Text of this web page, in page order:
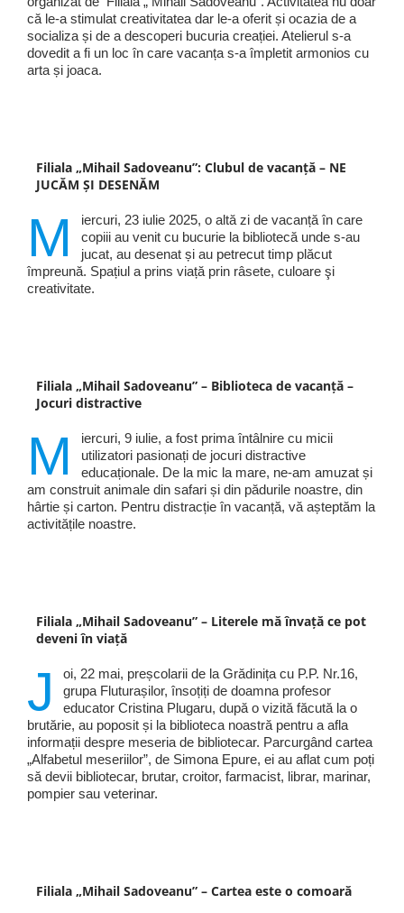
că le-a stimulat creativitatea dar le-a oferit și ocazia de a
socializa și de a descoperi bucuria creației. Atelierul s-a
dovedit a fi un loc în care vacanța s-a împletit armonios cu
arta și joaca.
Filiala „Mihail Sadoveanu”: Clubul de vacanță – NE
JUCĂM ȘI DESENĂM
M
iercuri, 23 iulie 2025, o altă zi de vacanță în care
copiii au venit cu bucurie la bibliotecă unde s-au
jucat, au desenat și au petrecut timp plăcut
împreună. Spațiul a prins viață prin râsete, culoare şi
creativitate.
Filiala „Mihail Sadoveanu” – Biblioteca de vacanță –
Jocuri distractive
M
iercuri, 9 iulie, a fost prima întâlnire cu micii
utilizatori pasionați de jocuri distractive
educaționale. De la mic la mare, ne-am amuzat și
am construit animale din safari și din pădurile noastre, din
hârtie și carton. Pentru distracție în vacanță, vă așteptăm la
activitățile noastre.
Filiala „Mihail Sadoveanu” – Literele mă învață ce pot
deveni în viață
J
oi, 22 mai, preșcolarii de la Grădinița cu P.P. Nr.16,
grupa Fluturașilor, însoțiți de doamna profesor
educator Cristina Plugaru, după o vizită făcută la o
brutărie, au poposit și la biblioteca noastră pentru a afla
informații despre meseria de bibliotecar. Parcurgând cartea
„Alfabetul meseriilor”, de Simona Epure, ei au aflat cum poți
să devii bibliotecar, brutar, croitor, farmacist, librar, marinar,
pompier sau veterinar.
Filiala „Mihail Sadoveanu” – Cartea este o comoară